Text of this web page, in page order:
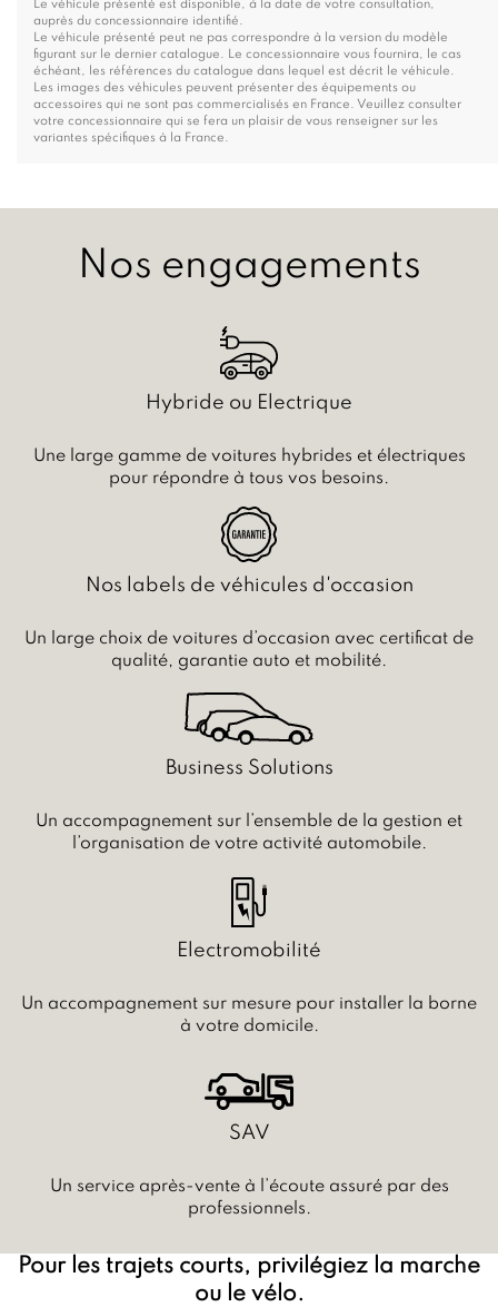
Le véhicule présenté est disponible, à la date de votre consultation,
auprès du concessionnaire identifié.
Le véhicule présenté peut ne pas correspondre à la version du modèle
figurant sur le dernier catalogue. Le concessionnaire vous fournira, le cas
échéant, les références du catalogue dans lequel est décrit le véhicule.
Les images des véhicules peuvent présenter des équipements ou
accessoires qui ne sont pas commercialisés en France. Veuillez consulter
votre concessionnaire qui se fera un plaisir de vous renseigner sur les
variantes spécifiques à la France.
Nos engagements
Hybride ou Electrique
Une large gamme de voitures hybrides et électriques
pour répondre à tous vos besoins.
Nos labels de véhicules d'occasion
Un large choix de voitures d’occasion avec certificat de
qualité, garantie auto et mobilité.
Business Solutions
Un accompagnement sur l’ensemble de la gestion et
l’organisation de votre activité automobile.
Electromobilité
Un accompagnement sur mesure pour installer la borne
à votre domicile.
SAV
Un service après-vente à l’écoute assuré par des
professionnels.
Pour les trajets courts, privilégiez la marche
ou le vélo.